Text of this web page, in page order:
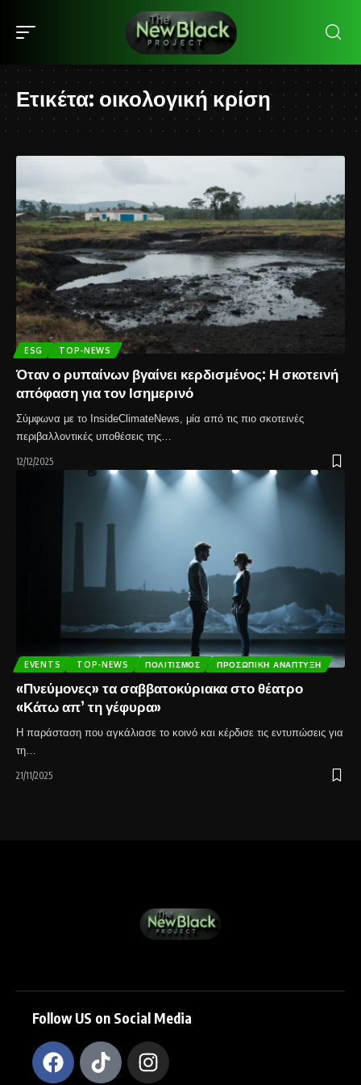
Ετικέτα: οικολογική κρίση
ESG TOP-NEWS
Όταν ο ρυπαίνων βγαίνει κερδισμένος: Η σκοτεινή
απόφαση για τον Ισημερινό
Σύμφωνα με το InsideClimateNews, μία από τις πιο σκοτεινές
περιβαλλοντικές υποθέσεις της…
12/12/2025
EVENTS TOP-NEWS ΠΟΛΙΤΙΣΜΌΣ ΠΡΟΣΩΠΙΚΉ ΑΝΆΠΤΥΞΗ
«Πνεύμονες» τα σαββατοκύριακα στο θέατρο
«Κάτω απ’ τη γέφυρα»
Η παράσταση που αγκάλιασε το κοινό και κέρδισε τις εντυπώσεις για
τη…
21/11/2025
Follow US on Social Media